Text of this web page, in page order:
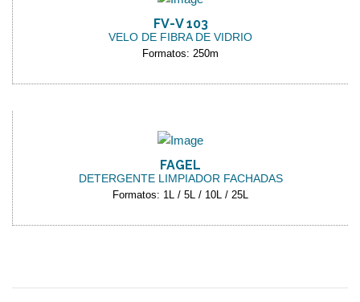
FV-V 103
VELO DE FIBRA DE VIDRIO
Formatos: 250m
FAGEL
DETERGENTE LIMPIADOR FACHADAS
Formatos: 1L / 5L / 10L / 25L